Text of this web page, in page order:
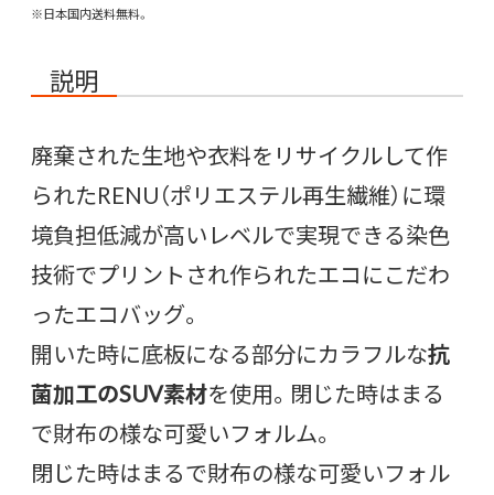
※日本国内送料無料。
説明
廃棄された生地や衣料をリサイクルして作
られたRENU（ポリエステル再生繊維）に環
境負担低減が高いレベルで実現できる染色
技術でプリントされ作られたエコにこだわ
ったエコバッグ。
開いた時に底板になる部分にカラフルな抗
菌加工のSUV素材を使用。閉じた時はまる
で財布の様な可愛いフォルム。
閉じた時はまるで財布の様な可愛いフォル